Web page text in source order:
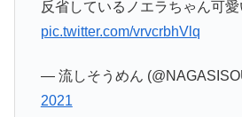
反省しているノエラちゃん可愛
pic.twitter.com/vrvcrbhVlq
— 流しそうめん
2021